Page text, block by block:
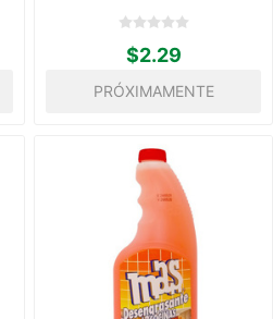
$2.29
PRÓXIMAMENTE